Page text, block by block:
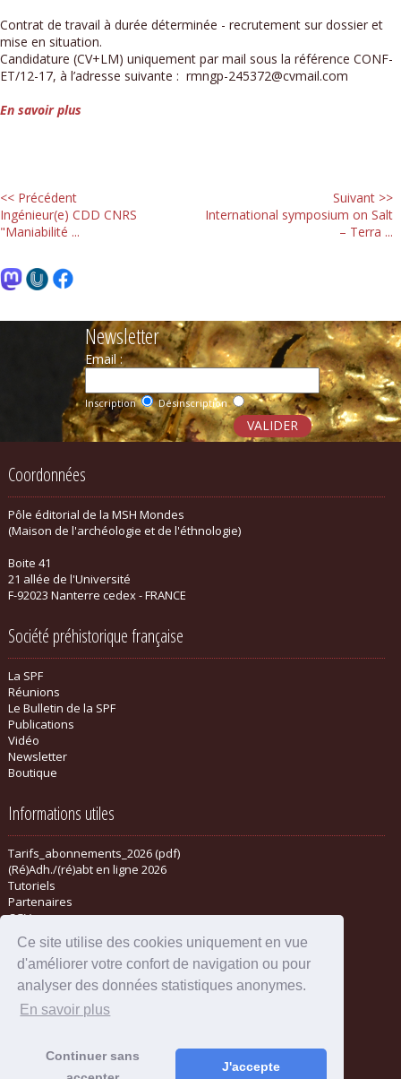
Ce site utilise des cookies uniquement en vue
d'améliorer votre confort de navigation ou pour
analyser des données statistiques anonymes.
En savoir plus
Continuer sans
J'accepte
Contrat de travail à durée déterminée - recrutement sur dossier et
mise en situation.
Candidature (CV+LM) uniquement par mail sous la référence CONF-
ET/12-17, à l’adresse suivante : rmngp-245372@cvmail.com
En savoir plus
<< Précédent
Ingénieur(e) CDD CNRS
"Maniabilité ...
Suivant >>
International symposium on Salt
– Terra ...
Newsletter
Email :
Inscription Désinscription
Coordonnées
Pôle éditorial de la MSH Mondes
(Maison de l'archéologie et de l'éthnologie)
Boite 41
21 allée de l'Université
F-92023 Nanterre cedex - FRANCE
Société préhistorique française
La SPF
Réunions
Le Bulletin de la SPF
Publications
Vidéo
Newsletter
Boutique
Informations utiles
Tarifs_abonnements_2026 (pdf)
(Ré)Adh./(ré)abt en ligne 2026
Tutoriels
Partenaires
CGV